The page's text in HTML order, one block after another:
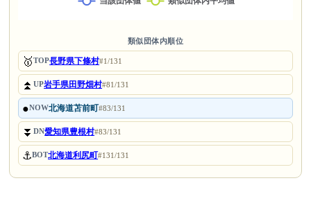
類似団体内順位
🥇TOP長野県下條村#1/131
⏫UP岩手県田野畑村#81/131
●NOW北海道苫前町#83/131
⏬DN愛知県豊根村#83/131
⚓BOT北海道利尻町#131/131